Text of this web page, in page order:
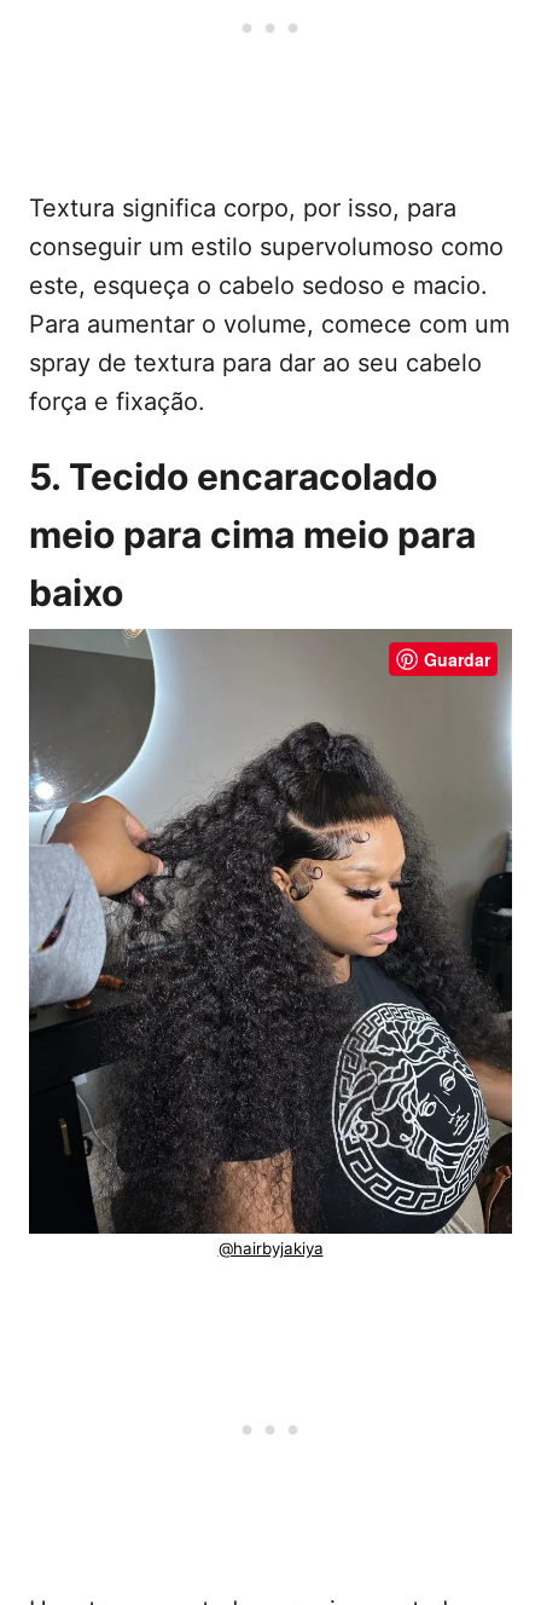
Textura significa corpo, por isso, para
conseguir um estilo supervolumoso como
este, esqueça o cabelo sedoso e macio.
Para aumentar o volume, comece com um
spray de textura para dar ao seu cabelo
força e fixação.
5. Tecido encaracolado
meio para cima meio para
baixo
Guardar
@hairbyjakiya